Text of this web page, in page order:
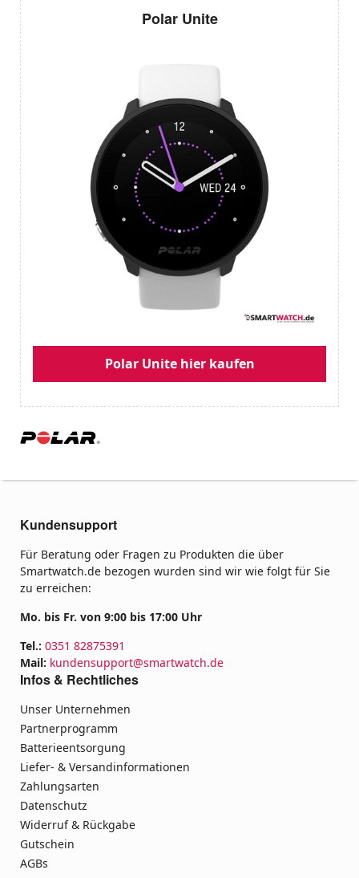
Polar Unite
Polar Unite hier kaufen
Kundensupport
Für Beratung oder Fragen zu Produkten die über
Smartwatch.de bezogen wurden sind wir wie folgt für Sie
zu erreichen:
Mo. bis Fr. von 9:00 bis 17:00 Uhr
Tel.: 0351 82875391
Mail: kundensupport@smartwatch.de
Infos & Rechtliches
Unser Unternehmen
Partnerprogramm
Batterieentsorgung
Liefer- & Versandinformationen
Zahlungsarten
Datenschutz
Widerruf & Rückgabe
Gutschein
AGBs